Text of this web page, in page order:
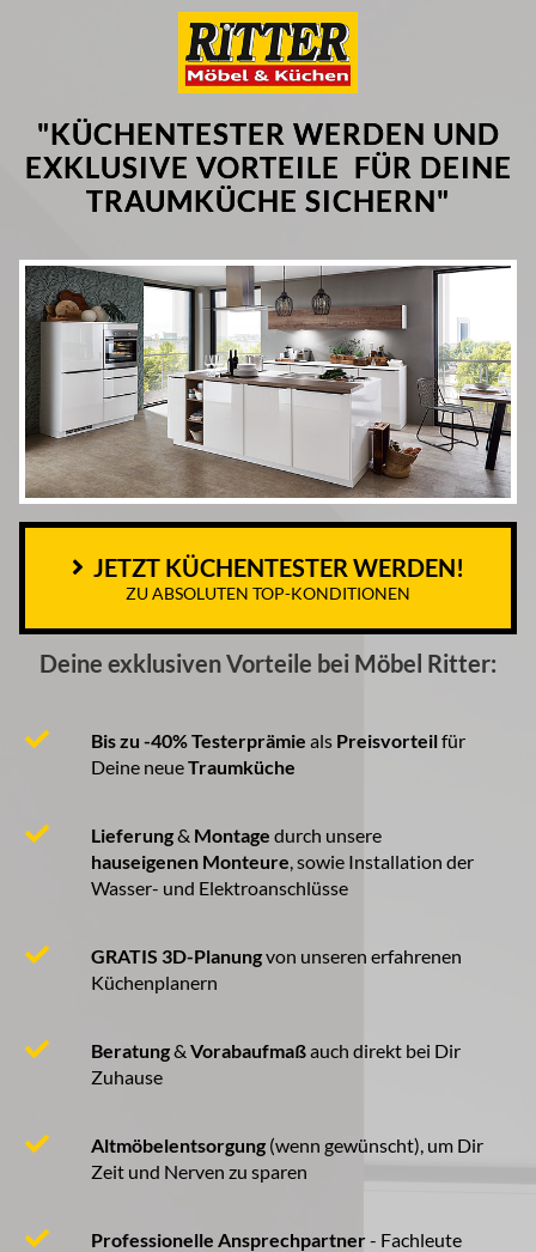
"KÜCHENTESTER WERDEN UND
EXKLUSIVE VORTEILE FÜR DEINE
TRAUMKÜCHE SICHERN"
JETZT KÜCHENTESTER WERDEN!
ZU ABSOLUTEN TOP-KONDITIONEN
Deine exklusiven Vorteile bei Möbel Ritter:
Bis zu -40% Testerprämie als Preisvorteilfür
Deine neueTraumküche
Lieferung& Montage durch unsere
hauseigenen Monteure , sowie Installation der
Wasser- und Elektroanschlüsse
GRATIS 3D-Planungvon unseren erfahrenen
Küchenplanern
Beratung& Vorabaufmaßauch direkt bei Dir
Zuhause
Altmöbelentsorgung (wenn gewünscht), um Dir
Zeit und Nerven zu sparen
Professionelle Ansprechpartner- Fachleute